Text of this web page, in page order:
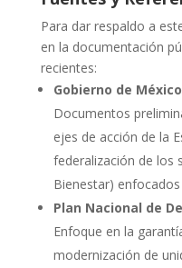
Para dar respaldo a
en la documentación
recientes:
Gobierno de
Documentos
ejes de acción de la
federalización de los
Bienestar)
Plan Nacional de
Enfoque en la
modernización de